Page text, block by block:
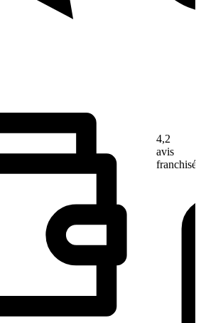
4,2
avis
franchisé